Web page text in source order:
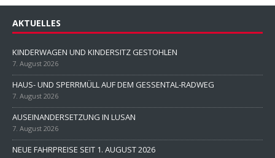
AKTUELLES
KINDERWAGEN UND KINDERSITZ GESTOHLEN
7. August 2026
HAUS- UND SPERRMÜLL AUF DEM GESSENTAL-RADWEG
7. August 2026
AUSEINANDERSETZUNG IN LUSAN
7. August 2026
NEUE FAHRPREISE SEIT 1. AUGUST 2026